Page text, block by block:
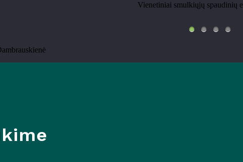
Rytų vado pašto srityje leisti laiškams į tą kraštą ir gauti jų iš